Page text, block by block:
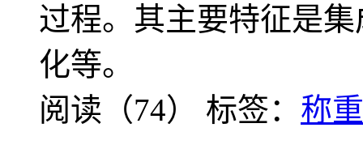
过程。其主要特征是
化等。
阅读（74） 标签： 称